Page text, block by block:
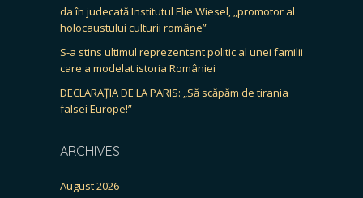
da în judecată Institutul Elie Wiesel, „promotor al
holocaustului culturii române”
S-a stins ultimul reprezentant politic al unei familii
care a modelat istoria României
DECLARAȚIA DE LA PARIS: „Să scăpăm de tirania
falsei Europe!”
ARCHIVES
August 2026